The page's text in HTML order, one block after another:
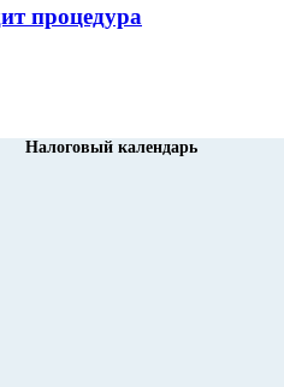
процедура
Налоговый календарь